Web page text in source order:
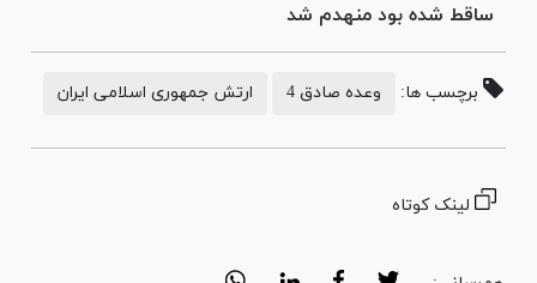
ساقط شده بود منهدم شد
برچسب ها: وعده صادق 4 ارتش جمهوری اسلامی ایران
لینک کوتاه